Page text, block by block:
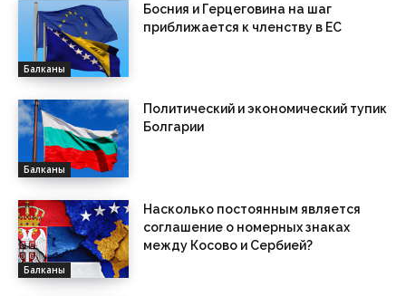
Балканы
Босния и Герцеговина на шаг
приближается к членству в ЕС
Балканы
Политический и экономический тупик
Болгарии
Балканы
Насколько постоянным является
соглашение о номерных знаках
между Косово и Сербией?